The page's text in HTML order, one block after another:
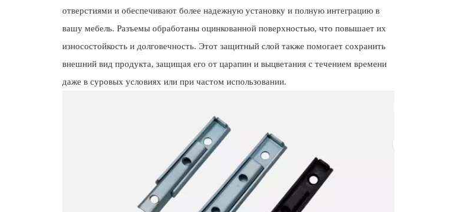
отверстиями и обеспечивают более надежную установку и полную интеграцию в
вашу мебель. Разъемы обработаны оцинкованной поверхностью, что повышает их
износостойкость и долговечность. Этот защитный слой также помогает сохранить
внешний вид продукта, защищая его от царапин и выцветания с течением времени
даже в суровых условиях или при частом использовании.